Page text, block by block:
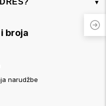
▾
broja
narudžbe